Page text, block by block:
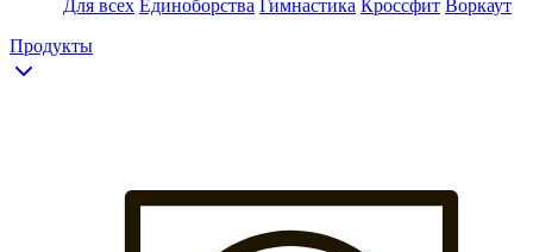
Для всех Единоборства Гимнастика Кроссфит Воркаут
Продукты